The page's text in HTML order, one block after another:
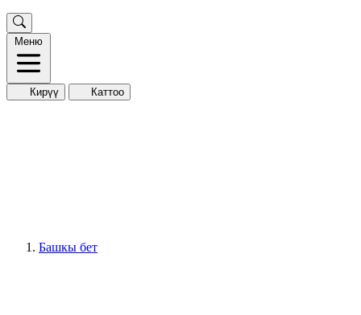
Меню
Кирүү Каттоо
Башкы бет